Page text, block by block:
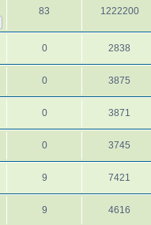
83 1222200
0 2838
0 3875
0 3871
0 3745
9 7421
9 4616